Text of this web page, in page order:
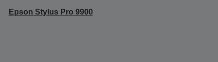
Epson Stylus Pro 9900